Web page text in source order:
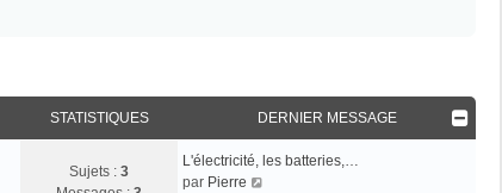
STATISTIQUES DERNIER MESSAGE
Sujets : 3
L'électricité, les batteries,…
par Pierre